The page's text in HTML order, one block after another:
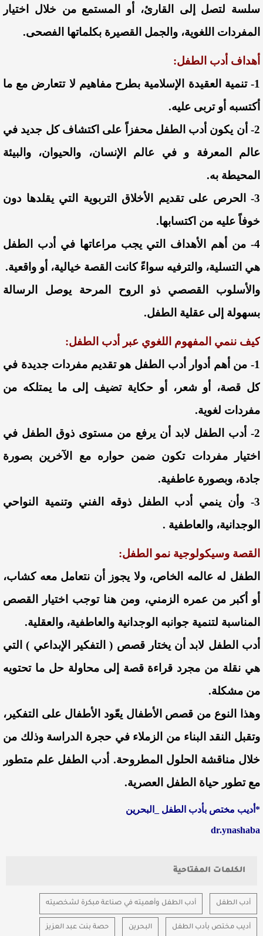
سلسة لتصل إلى القارئ، أو المستمع من خلال اختيار
المفردات اللغوية، والجمل القصيرة بكلماتها الفصحى.
أهداف أدب الطفل:
1- تنمية العقيدة الإسلامية بطرح مفاهيم لا تتعارض مع ما
أكتسبه أو تربى عليه.
2- أن يكون أدب الطفل محفزاً على اكتشاف كل جديد في
عالم المعرفة و في عالم الإنسان، والحيوان، والبيئة
المحيطة به.
3- الحرص على تقديم الأخلاق التربوية التي يقلدها دون
خوفاً عليه من اكتسابها.
4- من أهم الأهداف التي يجب مراعاتها في أدب الطفل
هي التسلية، والترفيه سواءً كانت القصة خيالية، أو واقعية.
والأسلوب القصصي ذو الروح المرحة يوصل الرسالة
بسهولة إلى عقلية الطفل.
كيف ننمي المفهوم اللغوي عبر أدب الطفل:
1- من أهم أدوار أدب الطفل هو تقديم مفردات جديدة في
كل قصة، أو شعر، أو حكاية تضيف إلى ما يمتلكه من
مفردات لغوية.
2- أدب الطفل لابد أن يرفع من مستوى ذوق الطفل في
اختيار مفردات تكون ضمن حواره مع الآخرين بصورة
جادة، وبصورة عاطفية.
3- وأن ينمي أدب الطفل ذوقه الفني وتنمية النواحي
الوجدانية، والعاطفية .
القصة وسيكولوجية نمو الطفل:
الطفل له عالمه الخاص، ولا يجوز أن نتعامل معه كشاب،
أو أكبر من عمره الزمني، ومن هنا توجب اختيار القصص
المناسبة لتنمية جوانبه الوجدانية والعاطفية، والعقلية.
أدب الطفل لابد أن يختار قصص ( التفكير الإبداعي ) التي
هي نقلة من مجرد قراءة قصة إلى محاولة حل ما تحتويه
من مشكلة.
وهذا النوع من قصص الأطفال يعّود الأطفال على التفكير،
وتقبل النقد البناء من الزملاء في حجرة الدراسة وذلك من
خلال مناقشة الحلول المطروحة. أدب الطفل علم متطور
مع تطور حياة الطفل العصرية.
*أديب مختص بأدب الطفل _البحرين
dr.ynashaba
الكلمات المفتاحية
أدب الطفل أدب الطفل وأهميته في صناعة مبكرة لشخصيته
أديب مختص بأدب الطفل البحرين حصة بنت عبد العزيز